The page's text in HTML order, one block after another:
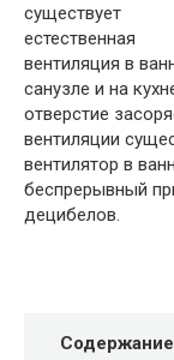
существует
естественная
вентиляция в
санузле и на
отверстие
вентиляции
вентилятор в
беспрерывный
децибелов.
Содержание